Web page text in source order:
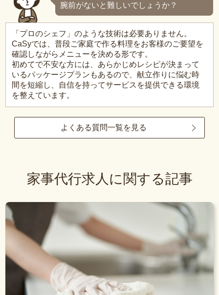
腕前がないと難しいでしょうか？
「プロのシェフ」のような技術は必要ありません。
CaSyでは、普段ご家庭で作る料理をお客様のご要望を
確認しながらメニューを決める形です。
初めてで不安な方には、あらかじめレシピが決まって
いるパッケージプランもあるので、献立作りに悩む時
間を短縮し、自信を持ってサービスを提供できる環境
を整えています。
よくある質問一覧を見る
家事代行求人に関する記事